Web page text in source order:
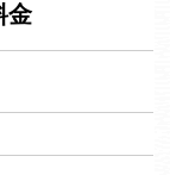
金